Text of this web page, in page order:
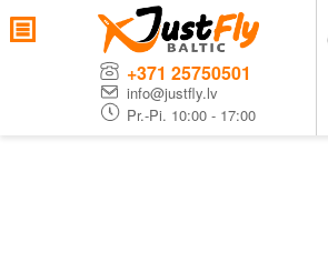
+371 25750501
info@justfly.lv
Pr.-Pi. 10:00 - 17:00